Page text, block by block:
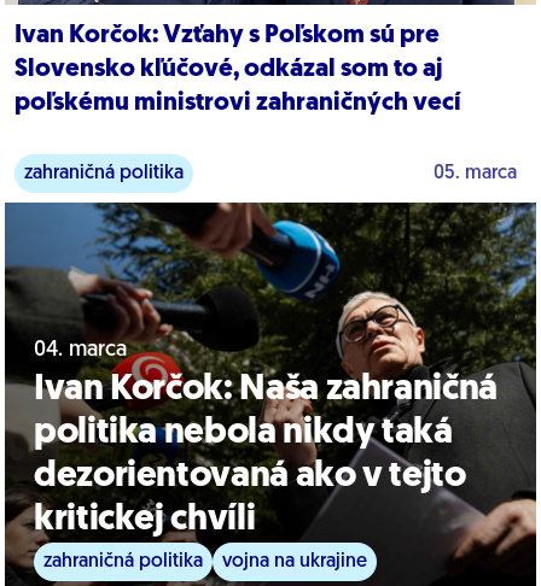
Ivan Korčok: Vzťahy s Poľskom sú pre
Slovensko kľúčové, odkázal som to aj
poľskému ministrovi zahraničných vecí
zahraničná politika 05. marca
04. marca
Ivan Korčok: Naša zahraničná
politika nebola nikdy taká
dezorientovaná ako v tejto
kritickej chvíli
zahraničná politika vojna na ukrajine